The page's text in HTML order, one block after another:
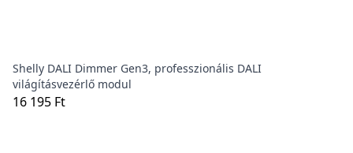
Shelly DALI Dimmer Gen3, professzionális DALI
világításvezérlő modul
16 195 Ft